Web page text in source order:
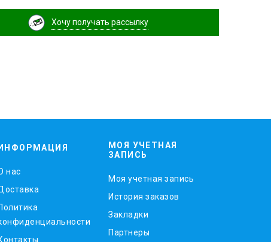
Хочу получать рассылку
ИНФОРМАЦИЯ
нас
МОЯ УЧЕТНАЯ
ЗАПИСЬ
Моя учетная запись
История заказов
Закладки
Партнеры